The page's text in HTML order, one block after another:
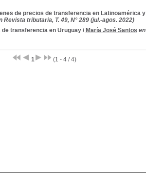
de precios de transferencia en Latinoamérica
Revista tributaria, T. 49, N° 289 (jul.-agos. 2022)
transferencia en Uruguay/ María José Santos
1 (1 - 4 / 4)